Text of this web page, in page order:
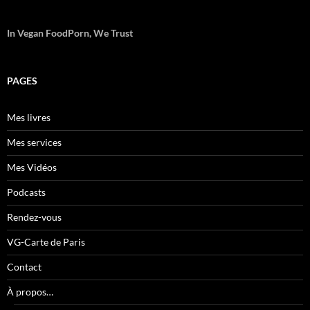
In Vegan FoodPorn, We Trust
PAGES
Mes livres
Mes services
Mes Vidéos
Podcasts
Rendez-vous
VG-Carte de Paris
Contact
À propos…